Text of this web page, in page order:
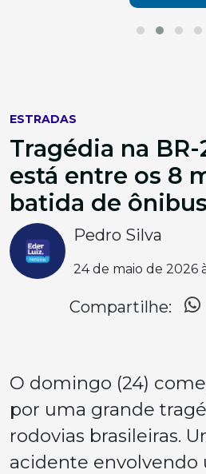
ESTRADAS
Tragédia na BR-
está entre os 8
batida de
Pedro Silva
24 de maio de 2026
Compartilhe:
O domingo (24)
por uma grande
rodovias brasileiras.
acidente envolvendo